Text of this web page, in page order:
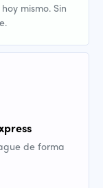
mismo. Sin
de forma